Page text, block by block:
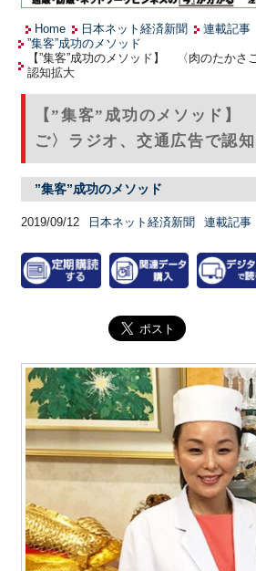
Home 日本ネット経済新聞
連載記事
”集客”成功のメソッド
【”集客”成功のメソッド】 〈肉のたかさ
認知拡大
【”集客”成功のメソッド】
ご〉ラジオ、交通広告で認
”集客”成功のメソッド
2019/09/12 日本ネット経済新聞 連載記事